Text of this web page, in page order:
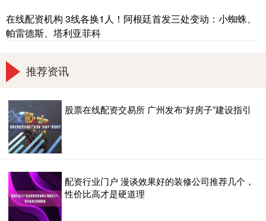
在线配资机构 3线各换1人！阿根廷首发三处变动：小蜘蛛、
帕雷德斯、塔利亚菲科
推荐资讯
股票在线配资交易所 广州发布“好房子”建设指引
配资行业门户 漫谈效果好的装修公司推荐几个，
性价比高才是硬道理